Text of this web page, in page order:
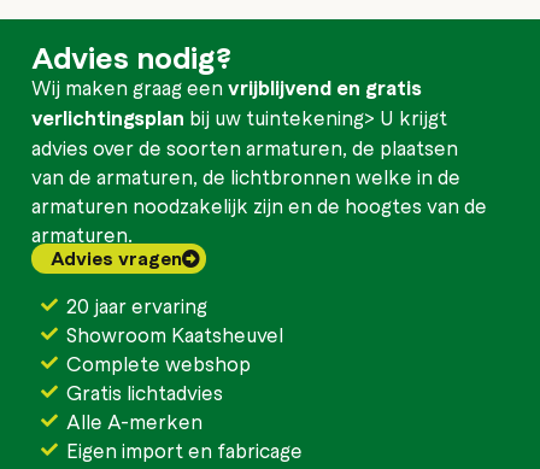
Advies nodig?
Wij maken graag eenvrijblijvend en gratis
verlichtingsplan bij uw tuintekening> U krijgt
advies over de soorten armaturen, de plaatsen
van de armaturen, de lichtbronnen welke in de
armaturen noodzakelijk zijn en de hoogtes van de
armaturen.
Advies vragen
20 jaar ervaring
Showroom Kaatsheuvel
Complete webshop
Gratis lichtadvies
Alle A-merken
Eigen import en fabricage